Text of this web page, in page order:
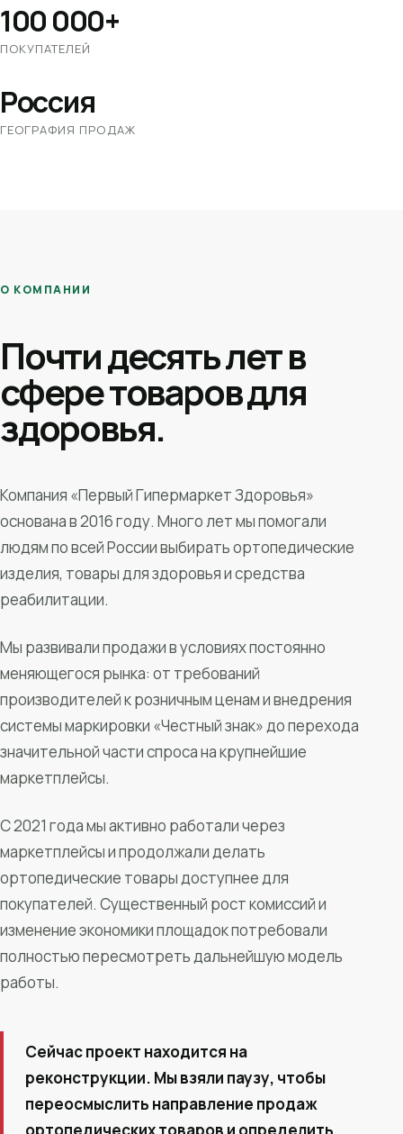
100 000+
ПОКУПАТЕЛЕЙ
Россия
ГЕОГРАФИЯ ПРОДАЖ
О КОМПАНИИ
Почти десять лет в
сфере товаров для
здоровья.
Компания «Первый Гипермаркет Здоровья»
основана в 2016 году. Много лет мы помогали
людям по всей России выбирать ортопедические
изделия, товары для здоровья и средства
реабилитации.
Мы развивали продажи в условиях постоянно
меняющегося рынка: от требований
производителей к розничным ценам и внедрения
системы маркировки «Честный знак» до перехода
значительной части спроса на крупнейшие
маркетплейсы.
С 2021 года мы активно работали через
маркетплейсы и продолжали делать
ортопедические товары доступнее для
покупателей. Существенный рост комиссий и
изменение экономики площадок потребовали
полностью пересмотреть дальнейшую модель
работы.
Сейчас проект находится на
реконструкции. Мы взяли паузу, чтобы
переосмыслить направление продаж